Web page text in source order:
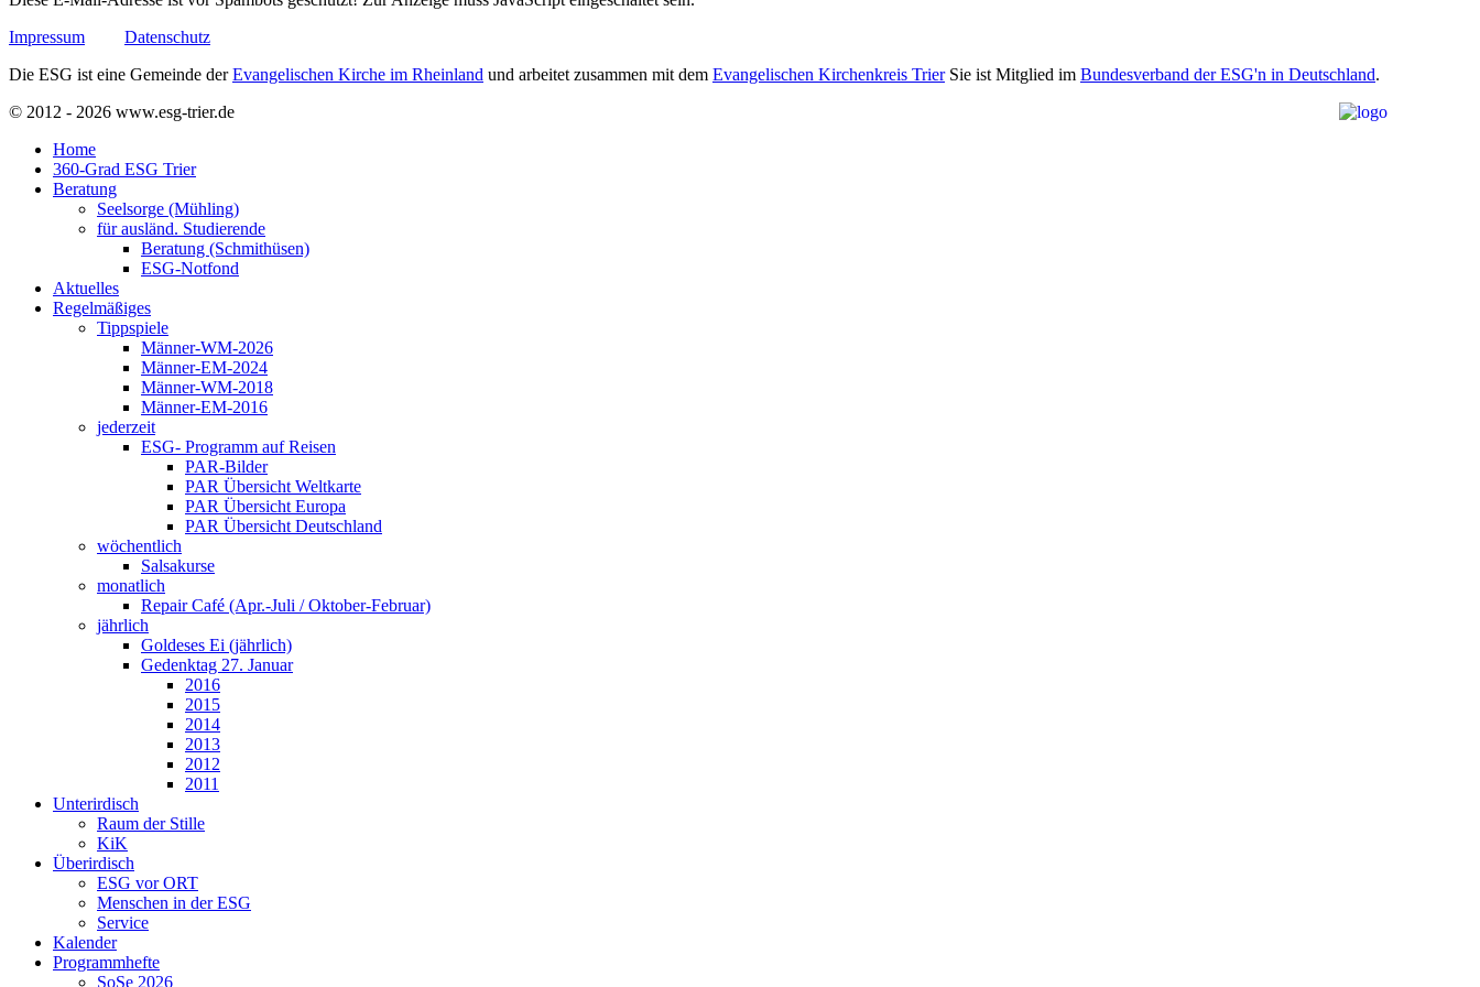
Impressum
Datenschutz
Die ESG ist eine Gemeinde derEvangelischen Kirche im Rheinland und arbeitet zusammen mit dem Evangelischen Kirchenkreis TrierSie ist Mitglied im Bundesverband der ESG'n in Deutschland.
© 2012 - 2026 www.esg-trier.de
Home
360-Grad ESG Trier
Beratung
Seelsorge (Mühling)
für ausländ. Studierende
Beratung (Schmithüsen)
ESG-Notfond
Aktuelles
Regelmäßiges
Tippspiele
Männer-WM-2026
Männer-EM-2024
Männer-WM-2018
Männer-EM-2016
jederzeit
ESG- Programm auf Reisen
PAR-Bilder
PAR Übersicht Weltkarte
PAR Übersicht Europa
PAR Übersicht Deutschland
wöchentlich
Salsakurse
monatlich
Repair Café (Apr.-Juli / Oktober-Februar)
jährlich
Goldeses Ei (jährlich)
Gedenktag 27. Januar
2016
2015
2014
2013
2012
2011
Unterirdisch
Raum der Stille
KiK
Überirdisch
ESG vor ORT
Menschen in der ESG
Service
Kalender
Programmhefte
SoSe 2026